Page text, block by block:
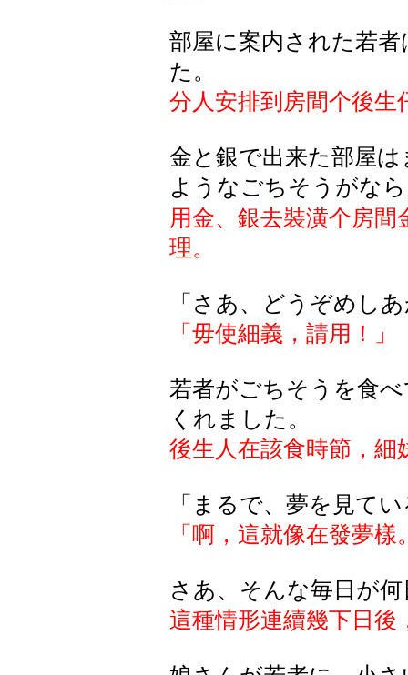
部屋に案内された若者
た 。
分人安排到房間个後生
金と銀で出来た部屋
ようなごちそうがな
用金、銀去裝潢个房間
理。
「さあ、どうぞめし
「毋使細義，請用！」
若者がごちそうを食
くれました。
後生人在該食時節，細
「まるで、夢を見て
「啊，這就像在發夢樣
さあ、そんな毎日が
這種情形連續幾下日後